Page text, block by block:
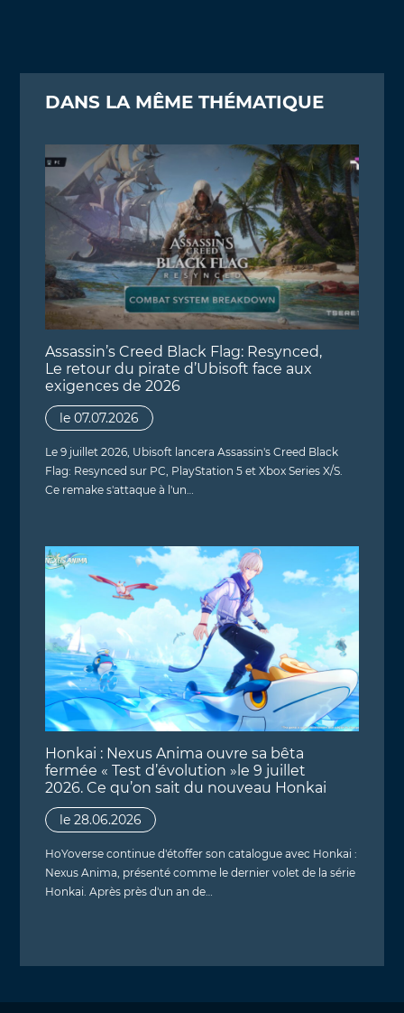
DANS LA MÊME THÉMATIQUE
Assassin’s Creed Black Flag: Resynced,
Le retour du pirate d’Ubisoft face aux
exigences de 2026
le 07.07.2026
Le 9 juillet 2026, Ubisoft lancera Assassin's Creed Black
Flag: Resynced sur PC, PlayStation 5 et Xbox Series X/S.
Ce remake s'attaque à l'un…
Honkai : Nexus Anima ouvre sa bêta
fermée « Test d’évolution »le 9 juillet
2026. Ce qu’on sait du nouveau Honkai
le 28.06.2026
HoYoverse continue d'étoffer son catalogue avec Honkai :
Nexus Anima, présenté comme le dernier volet de la série
Honkai. Après près d'un an de…